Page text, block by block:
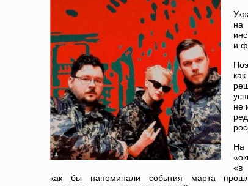
и
не
На
«в
как бы напоминали события марта